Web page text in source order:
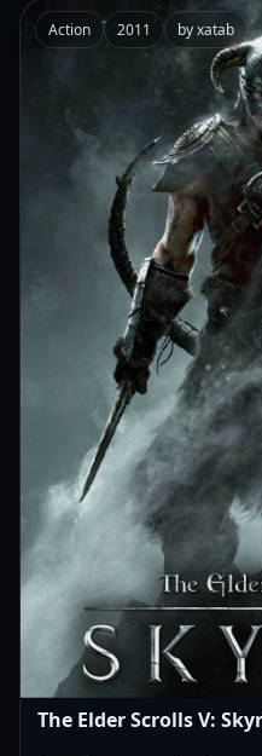
Action 2011 by xatab
The Elder Scrolls V: